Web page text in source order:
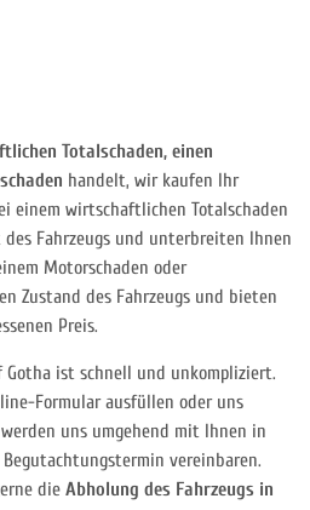
Totalschaden, einen
handelt, wir kaufen Ihr
einem wirtschaftlichen Totalschaden
Fahrzeugs und unterbreiten Ihnen
Motorschaden oder
Zustand des Fahrzeugs und bieten
Preis.
Gotha ist schnell und unkompliziert.
Formular ausfüllen oder uns
uns umgehend mit Ihnen in
vereinbaren.
die Abholung des Fahrzeugs in